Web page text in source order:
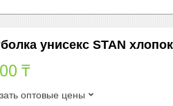
унисекс STAN
₸
оптовые цены